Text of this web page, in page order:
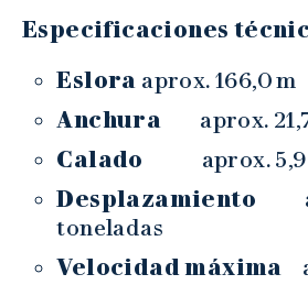
Especificaciones
Eslora aprox. 166,0 m
Anchura
aprox.
Calado aprox.
Desplazamiento
toneladas
Velocidad máxima